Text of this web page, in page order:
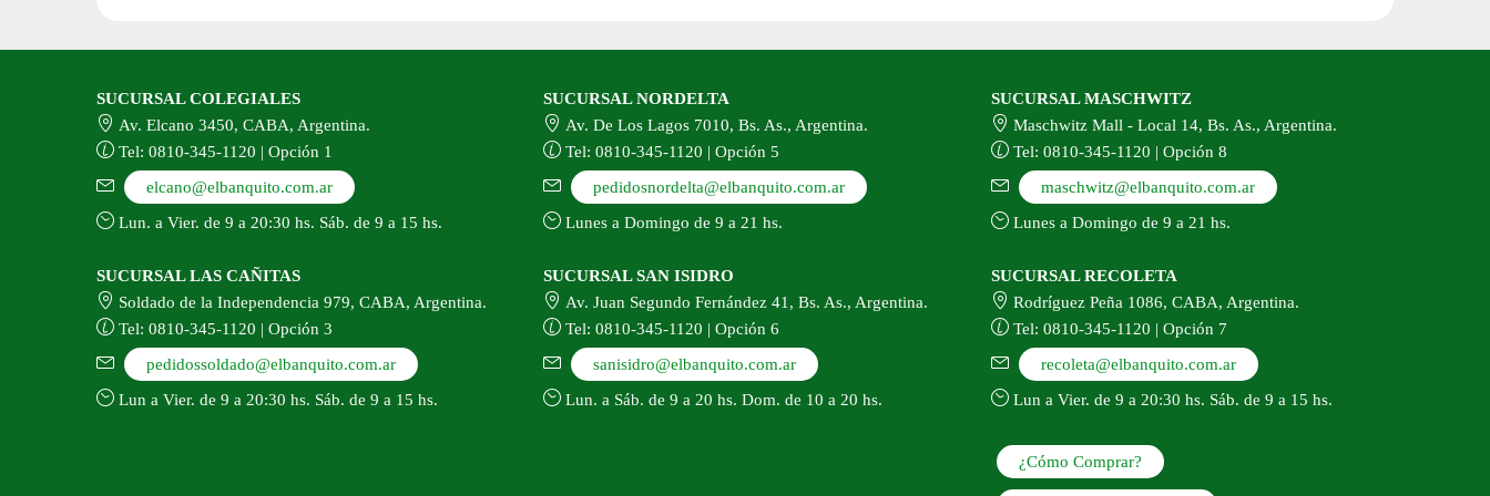
SUCURSAL COLEGIALES
Av. Elcano 3450, CABA, Argentina.
Tel: 0810-345-1120 | Opción 1
elcano@elbanquito.com.ar
Lun. a Vier. de 9 a 20:30 hs. Sáb. de 9 a 15 hs.
SUCURSAL LAS CAÑITAS
Soldado de la Independencia 979, CABA, Argentina.
Tel: 0810-345-1120 | Opción 3
pedidossoldado@elbanquito.com.ar
Lun a Vier. de 9 a 20:30 hs. Sáb. de 9 a 15 hs.
SUCURSAL NORDELTA
Av. De Los Lagos 7010, Bs. As., Argentina.
Tel: 0810-345-1120 | Opción 5
pedidosnordelta@elbanquito.com.ar
Lunes a Domingo de 9 a 21 hs.
SUCURSAL SAN ISIDRO
Av. Juan Segundo Fernández 41, Bs. As., Argentina.
Tel: 0810-345-1120 | Opción 6
sanisidro@elbanquito.com.ar
Lun. a Sáb. de 9 a 20 hs. Dom. de 10 a 20 hs.
SUCURSAL MASCHWITZ
Maschwitz Mall - Local 14, Bs. As., Argentina.
Tel: 0810-345-1120 | Opción 8
maschwitz@elbanquito.com.ar
Lunes a Domingo de 9 a 21 hs.
SUCURSAL RECOLETA
Rodríguez Peña 1086, CABA, Argentina.
Tel: 0810-345-1120 | Opción 7
recoleta@elbanquito.com.ar
Lun a Vier. de 9 a 20:30 hs. Sáb. de 9 a 15 hs.
¿Cómo Comprar?